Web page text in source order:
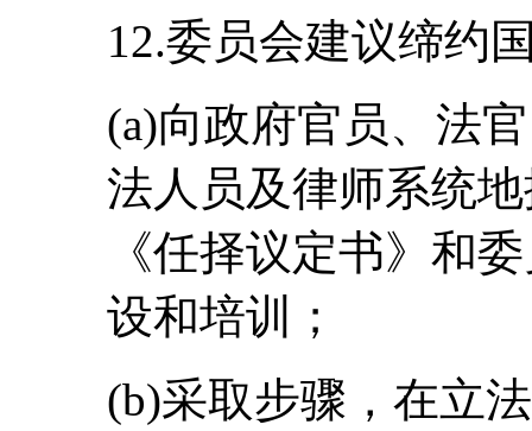
12.委员会建议缔约
(a)向政府官员、法
法人员及律师系统
《任择议定书》和
设和培训；
(b)采取步骤，在立